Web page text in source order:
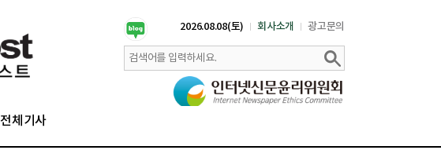
2026.08.08(토) 회사소개 광고문의
전체기사